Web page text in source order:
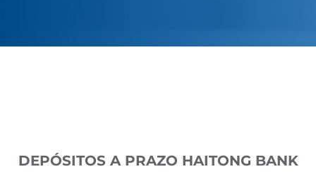
DEPÓSITOS A PRAZO HAITONG BANK